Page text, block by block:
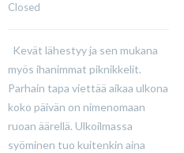
Closed
Kevät lähestyy ja sen mukana
myös ihanimmat piknikkelit.
Parhain tapa viettää aikaa ulkona
koko päivän on nimenomaan
ruoan äärellä. Ulkoilmassa
syöminen tuo kuitenkin aina